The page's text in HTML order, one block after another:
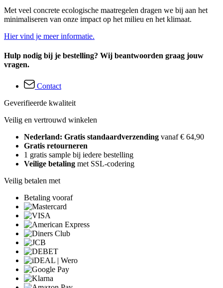
Met veel concrete ecologische maatregelen dragen we bij aan het
minimaliseren van onze impact op het milieu en het klimaat.
Hier vind je meer informatie.
Hulp nodig bij je bestelling? Wij beantwoorden graag jouw
vragen.
Contact
Geverifieerde kwaliteit
Veilig en vertrouwd winkelen
Nederland: Gratis standaardverzending vanaf € 64,90
Gratis retourneren
1 gratis sample bij iedere bestelling
Veilige betaling met SSL-codering
Veilig betalen met
Betaling vooraf